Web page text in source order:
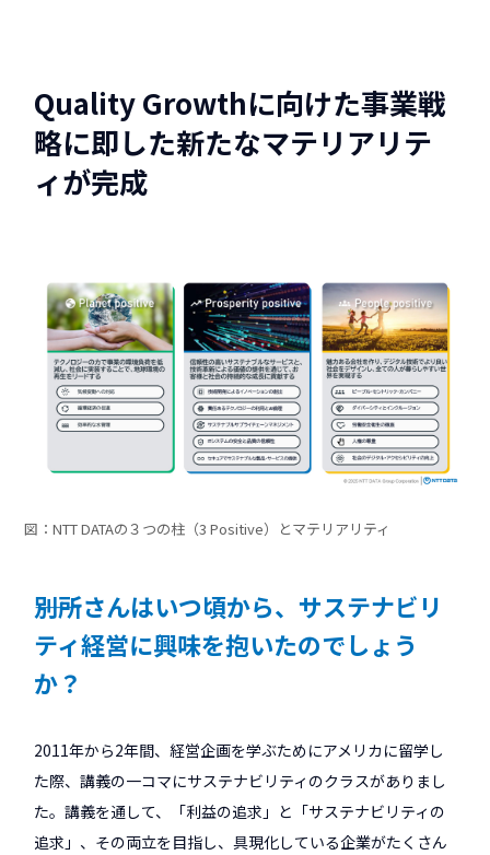
Quality Growthに向けた事業戦
略に即した新たなマテリアリテ
ィが完成
図：NTT DATAの３つの柱（3 Positive）とマテリアリティ
――別所さんはいつ頃から、サステナビリ
ティ経営に興味を抱いたのでしょう
か？
2011年から2年間、経営企画を学ぶためにアメリカに留学し
た際、講義の一コマにサステナビリティのクラスがありまし
た。講義を通して、「利益の追求」と「サステナビリティの
追求」、その両立を目指し、具現化している企業がたくさん